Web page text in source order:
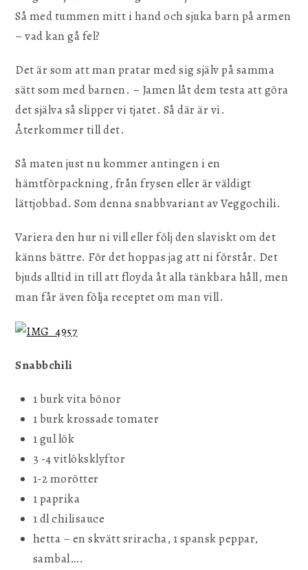
Så med tummen mitt i hand och sjuka barn på armen
– vad kan gå fel?
Det är som att man pratar med sig själv på samma
sätt som med barnen. – Jamen låt dem testa att göra
det själva så slipper vi tjatet. Så där är vi.
Återkommer till det.
Så maten just nu kommer antingen i en
hämtförpackning, från frysen eller är väldigt
lättjobbad. Som denna snabbvariant av Veggochili.
Variera den hur ni vill eller följ den slaviskt om det
känns bättre. För det hoppas jag att ni förstår. Det
bjuds alltid in till att floyda åt alla tänkbara håll, men
man får även följa receptet om man vill.
Snabbchili
1 burk vita bönor
1 burk krossade tomater
1 gul lök
3 -4 vitlöksklyftor
1-2 morötter
1 paprika
1 dl chilisauce
hetta – en skvätt sriracha, 1 spansk peppar,
sambal….